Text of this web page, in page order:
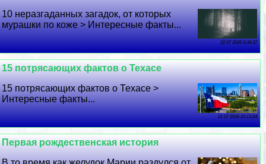
10 неразгаданных загадок, от которых
мурашки по коже > Интересные факты...
22 07 2026 9:34:37
15 потрясающих фактов о Техасе
15 потрясающих фактов о Техасе >
Интересные факты...
21 07 2026 20:13:24
Первая рождественская история